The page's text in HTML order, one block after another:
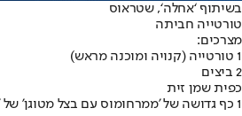
בשיתוף ‘אחלה‘, שטראוס
טורטייה חביתה
מצרכים:
1 טורטייה (קנויה ומוכנה מראש)
2 ביצים
כפית שמן זית
1 כף גדושה של 'ממרחומוס עם בצל מטוגן' של 'אחלה'